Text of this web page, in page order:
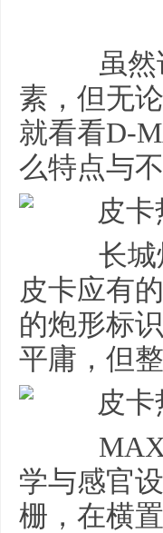
虽然
素，但无
就看看D-
么特点与不
长城
皮卡应有
的炮形标
平庸，但
MAX
学与感官
栅，在横